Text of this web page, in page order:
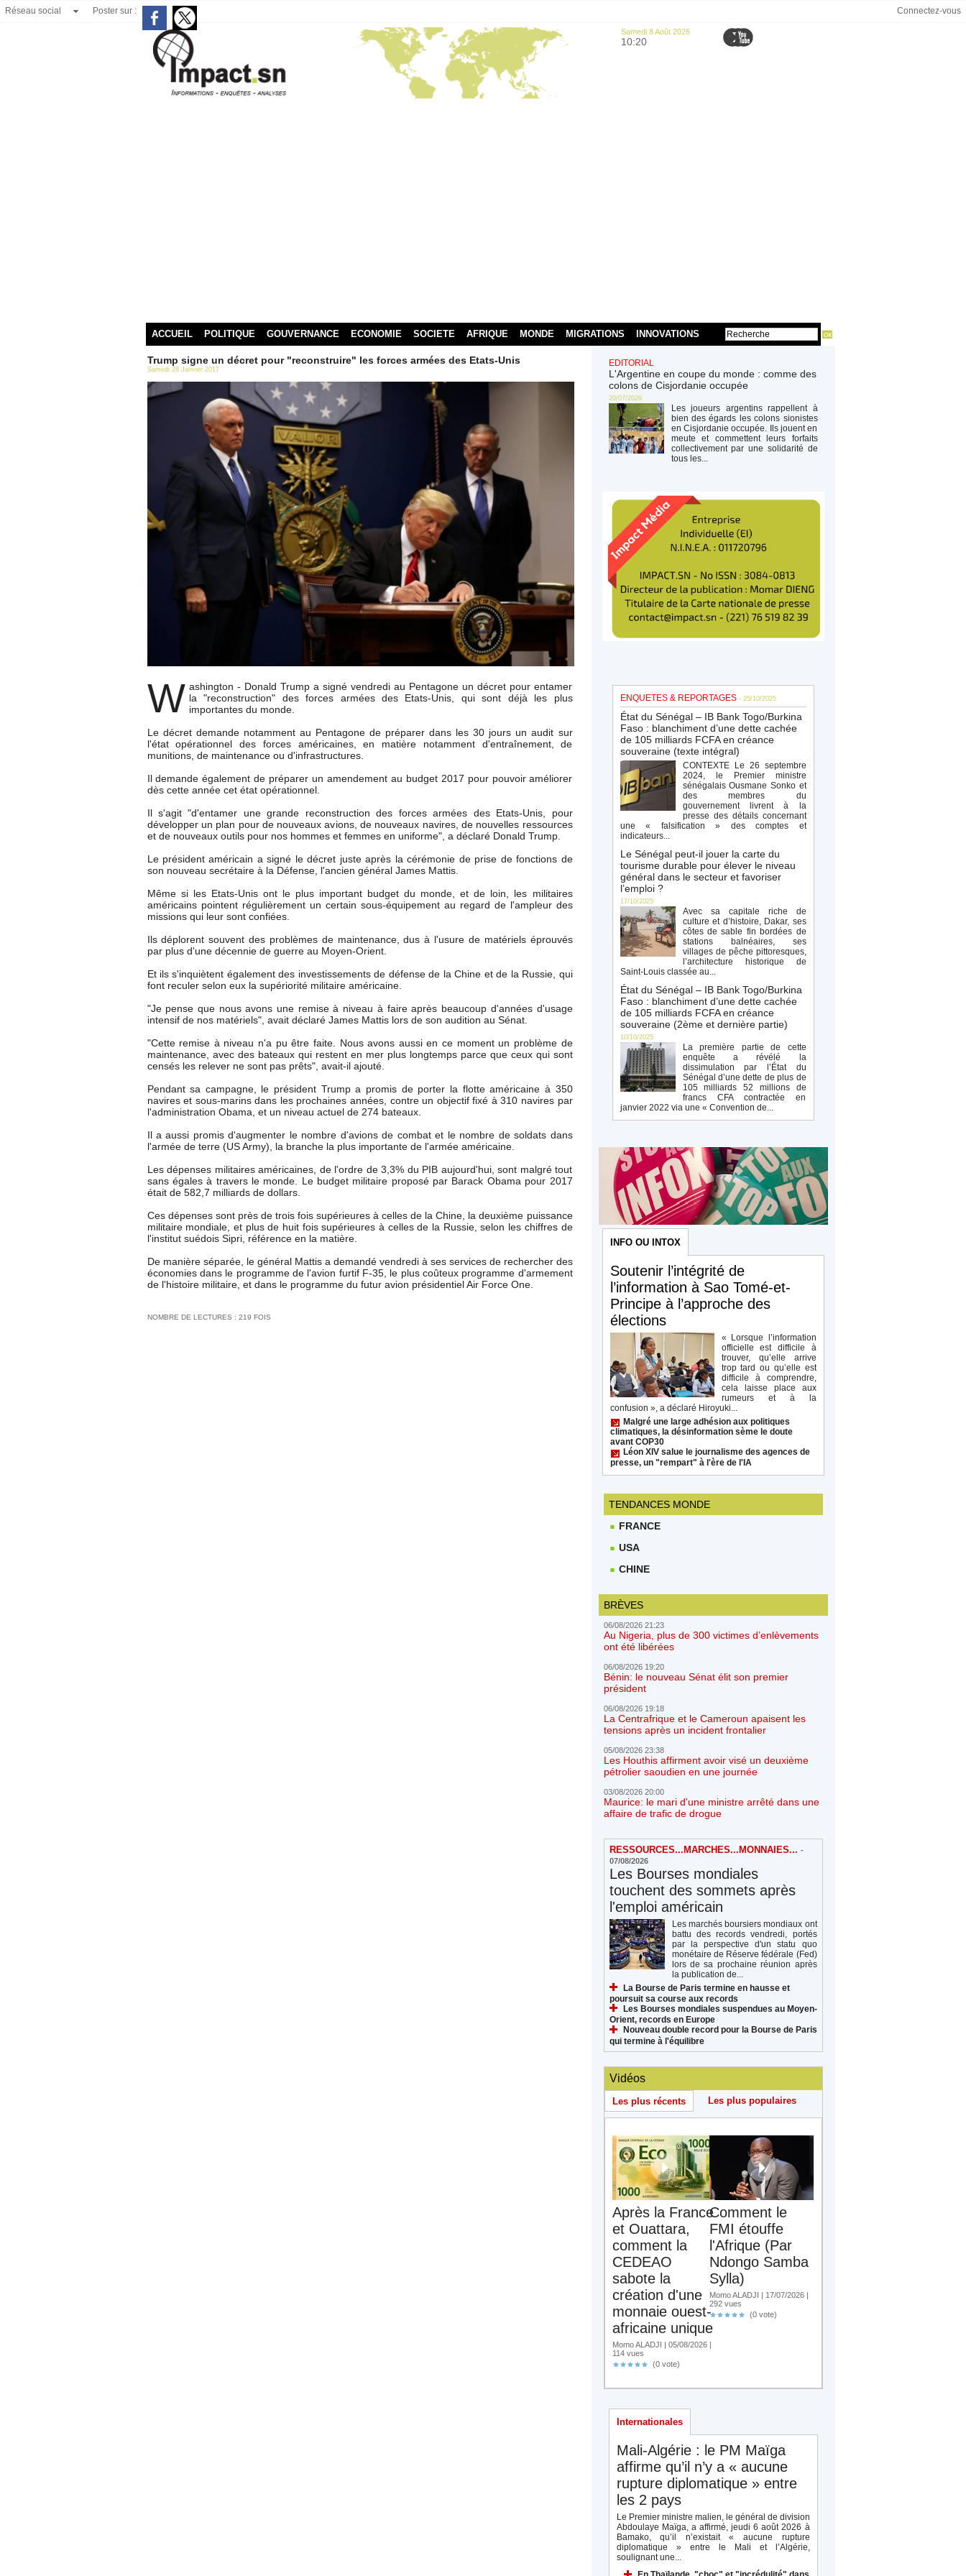
Réseau social Poster sur : Connectez-vous
Samedi 8 Août 2026
10:20
ACCUEIL POLITIQUE GOUVERNANCE ECONOMIE SOCIETE AFRIQUE MONDE MIGRATIONS INNOVATIONS
Trump signe un décret pour "reconstruire" les forces armées des Etats-Unis
Samedi 28 Janvier 2017
W ashington - Donald Trump a signé vendredi au Pentagone un décret pour entamer
la "reconstruction" des forces armées des Etats-Unis, qui sont déjà les plus
importantes du monde.
Le décret demande notamment au Pentagone de préparer dans les 30 jours un audit sur
l'état opérationnel des forces américaines, en matière notamment d'entraînement, de
munitions, de maintenance ou d'infrastructures.
Il demande également de préparer un amendement au budget 2017 pour pouvoir améliorer
dès cette année cet état opérationnel.
Il s'agit "d'entamer une grande reconstruction des forces armées des Etats-Unis, pour
développer un plan pour de nouveaux avions, de nouveaux navires, de nouvelles ressources
et de nouveaux outils pour nos hommes et femmes en uniforme", a déclaré Donald Trump.
Le président américain a signé le décret juste après la cérémonie de prise de fonctions de
son nouveau secrétaire à la Défense, l'ancien général James Mattis.
Même si les Etats-Unis ont le plus important budget du monde, et de loin, les militaires
américains pointent régulièrement un certain sous-équipement au regard de l'ampleur des
missions qui leur sont confiées.
Ils déplorent souvent des problèmes de maintenance, dus à l'usure de matériels éprouvés
par plus d'une décennie de guerre au Moyen-Orient.
Et ils s'inquiètent également des investissements de défense de la Chine et de la Russie, qui
font reculer selon eux la supériorité militaire américaine.
"Je pense que nous avons une remise à niveau à faire après beaucoup d'années d'usage
intensif de nos matériels", avait déclaré James Mattis lors de son audition au Sénat.
"Cette remise à niveau n'a pu être faite. Nous avons aussi en ce moment un problème de
maintenance, avec des bateaux qui restent en mer plus longtemps parce que ceux qui sont
censés les relever ne sont pas prêts", avait-il ajouté.
Pendant sa campagne, le président Trump a promis de porter la flotte américaine à 350
navires et sous-marins dans les prochaines années, contre un objectif fixé à 310 navires par
l'administration Obama, et un niveau actuel de 274 bateaux.
Il a aussi promis d'augmenter le nombre d'avions de combat et le nombre de soldats dans
l'armée de terre (US Army), la branche la plus importante de l'armée américaine.
Les dépenses militaires américaines, de l'ordre de 3,3% du PIB aujourd'hui, sont malgré tout
sans égales à travers le monde. Le budget militaire proposé par Barack Obama pour 2017
était de 582,7 milliards de dollars.
Ces dépenses sont près de trois fois supérieures à celles de la Chine, la deuxième puissance
militaire mondiale, et plus de huit fois supérieures à celles de la Russie, selon les chiffres de
l'institut suédois Sipri, référence en la matière.
De manière séparée, le général Mattis a demandé vendredi à ses services de rechercher des
économies dans le programme de l'avion furtif F-35, le plus coûteux programme d'armement
de l'histoire militaire, et dans le programme du futur avion présidentiel Air Force One.
NOMBRE DE LECTURES : 219 FOIS
EDITORIAL
L'Argentine en coupe du monde : comme des
colons de Cisjordanie occupée
20/07/2026
Les joueurs argentins rappellent à
bien des égards les colons sionistes
en Cisjordanie occupée. Ils jouent en
meute et commettent leurs forfaits
collectivement par une solidarité de
tous les...
ENQUETES & REPORTAGES - 25/10/2025
État du Sénégal – IB Bank Togo/Burkina
Faso : blanchiment d’une dette cachée
de 105 milliards FCFA en créance
souveraine (texte intégral)
CONTEXTE Le 26 septembre
2024, le Premier ministre
sénégalais Ousmane Sonko et
des membres du
gouvernement livrent à la
presse des détails concernant
une « falsification » des comptes et
indicateurs...
Le Sénégal peut-il jouer la carte du
tourisme durable pour élever le niveau
général dans le secteur et favoriser
l’emploi ?
17/10/2025
Avec sa capitale riche de
culture et d’histoire, Dakar, ses
côtes de sable fin bordées de
stations balnéaires, ses
villages de pêche pittoresques,
l’architecture historique de
Saint-Louis classée au...
État du Sénégal – IB Bank Togo/Burkina
Faso : blanchiment d’une dette cachée
de 105 milliards FCFA en créance
souveraine (2ème et dernière partie)
10/10/2025
La première partie de cette
enquête a révélé la
dissimulation par l’État du
Sénégal d’une dette de plus de
105 milliards 52 millions de
francs CFA contractée en
janvier 2022 via une « Convention de...
INFO OU INTOX
Soutenir l’intégrité de
l’information à Sao Tomé-et-
Principe à l’approche des
élections
« Lorsque l’information
officielle est difficile à
trouver, qu’elle arrive
trop tard ou qu’elle est
difficile à comprendre,
cela laisse place aux
rumeurs et à la
confusion », a déclaré Hiroyuki...
Malgré une large adhésion aux politiques
climatiques, la désinformation sème le doute
avant COP30
Léon XIV salue le journalisme des agences de
presse, un "rempart" à l'ère de l'IA
TENDANCES MONDE
FRANCE
USA
CHINE
BRÈVES
06/08/2026 21:23
Au Nigeria, plus de 300 victimes d’enlèvements
ont été libérées
06/08/2026 19:20
Bénin: le nouveau Sénat élit son premier
président
06/08/2026 19:18
La Centrafrique et le Cameroun apaisent les
tensions après un incident frontalier
05/08/2026 23:38
Les Houthis affirment avoir visé un deuxième
pétrolier saoudien en une journée
03/08/2026 20:00
Maurice: le mari d'une ministre arrêté dans une
affaire de trafic de drogue
RESSOURCES...MARCHES...MONNAIES... -
07/08/2026
Les Bourses mondiales
touchent des sommets après
l'emploi américain
Les marchés boursiers mondiaux ont
battu des records vendredi, portés
par la perspective d'un statu quo
monétaire de Réserve fédérale (Fed)
lors de sa prochaine réunion après
la publication de...
La Bourse de Paris termine en hausse et
poursuit sa course aux records
Les Bourses mondiales suspendues au Moyen-
Orient, records en Europe
Nouveau double record pour la Bourse de Paris
qui termine à l'équilibre
Vidéos
Les plus récents Les plus populaires
Après la France
et Ouattara,
comment la
CEDEAO
sabote la
création d'une
monnaie ouest-
africaine unique
Momo ALADJI | 05/08/2026 |
114 vues
(0 vote)
Comment le
FMI étouffe
l'Afrique (Par
Ndongo Samba
Sylla)
Momo ALADJI | 17/07/2026 |
292 vues
(0 vote)
Internationales
Mali-Algérie : le PM Maïga
affirme qu’il n’y a « aucune
rupture diplomatique » entre
les 2 pays
Le Premier ministre malien, le général de division
Abdoulaye Maïga, a affirmé, jeudi 6 août 2026 à
Bamako, qu’il n’existait « aucune rupture
diplomatique » entre le Mali et l’Algérie,
soulignant une...